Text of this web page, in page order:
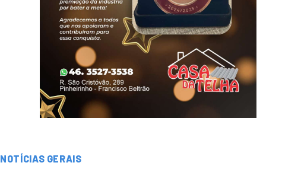
GERAIS